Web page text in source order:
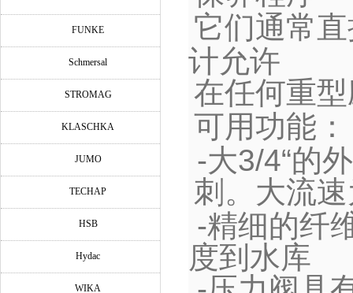
FUNKE
Schmersal
STROMAG
KLASCHKA
JUMO
TECHAP
HSB
Hydac
WIKA
它们通常
计允许
在任何重
可用功能：
-大3/4“的
刺。大流
-精细的纤
度到水库